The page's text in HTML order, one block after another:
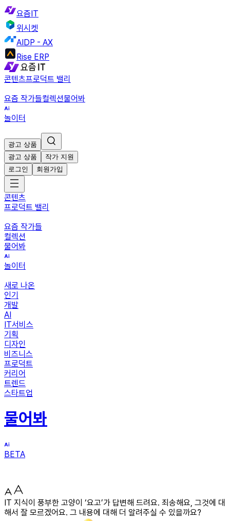
요즘IT
위시켓
AIDP - AX
Rise ERP
콘텐츠프로덕트 밸리
요즘 작가들컬렉션물어봐
놀이터
광고 상품
광고 상품
작가 지원
로그인
회원가입
콘텐츠
프로덕트 밸리
요즘 작가들
컬렉션
물어봐
놀이터
새로 나온
인기
개발
AI
IT서비스
기획
디자인
비즈니스
프로덕트
커리어
트렌드
스타트업
물어봐
BETA
IT 지식이 풍부한 고양이 ‘요고’가 답변해 드려요. 죄송해요, 그것에 대
해서 잘 모르겠어요. 그 내용에 대해 더 알려주실 수 있을까요?